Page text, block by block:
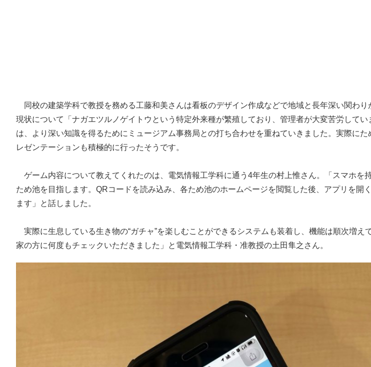
同校の建築学科で教授を務める工藤和美さんは看板のデザイン作成などで地域と長年深い関わ
現状について「ナガエツルノゲイトウという特定外来種が繁殖しており、管理者が大変苦労して
は、より深い知識を得るためにミュージアム事務局との打ち合わせを重ねていきました。実際に
レゼンテーションも積極的に行ったそうです。
ゲーム内容について教えてくれたのは、電気情報工学科に通う4年生の村上惟さん。「スマホを
ため池を目指します。QRコードを読み込み、各ため池のホームページを閲覧した後、アプリを開
ます」と話しました。
実際に生息している生き物の“ガチャ”を楽しむことができるシステムも装着し、機能は順次増え
家の方に何度もチェックいただきました」と電気情報工学科・准教授の土田隼之さん。